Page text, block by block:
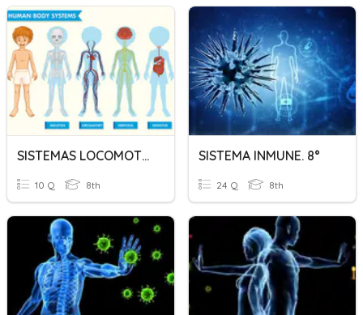
SISTEMAS LOCOMOTOR, NERVIOSO Y EXCRETOR
10 Q 8th
SISTEMA INMUNE. 8°
24 Q 8th